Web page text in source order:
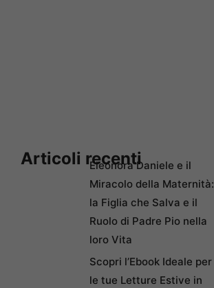
Articoli recentiEleonora Daniele e il
Miracolo della Maternità:
la Figlia che Salva e il
Ruolo di Padre Pio nella
loro Vita
Scopri l’Ebook Ideale per
le tue Letture Estive in